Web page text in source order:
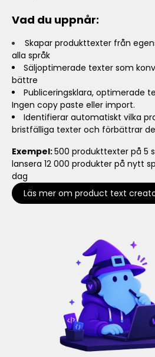
Vad du uppnår:
Skapar produkttexter från
alla språk
Säljoptimerade texter som
bättre
Publiceringsklara, optimerade
Ingen copy paste eller import.
Identifierar automatiskt vilka
bristfälliga texter och förbättrar
Exempel:500 produkttexter på 5
lansera 12 000 produkter på nytt
dag
Läs mer om product text